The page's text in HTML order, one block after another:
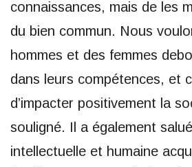
connaissances, mais de les
du bien commun. Nous
hommes et des femmes
dans leurs compétences, et
d’impacter positivement la
souligné. Il a également
intellectuelle et humaine